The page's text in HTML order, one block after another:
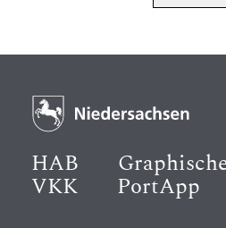
HAB
VKK PortApp